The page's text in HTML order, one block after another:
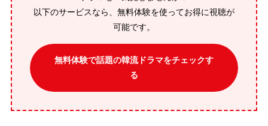
以下のサービスなら、無料体験を使ってお得に視聴が
可能です。
無料体験で話題の韓流ドラマをチェックす
る